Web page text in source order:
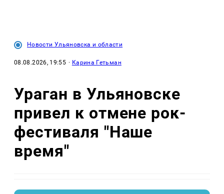
Новости Ульяновска и области
08.08.2026, 19:55 · Карина Гетьман
Ураган в Ульяновске
привел к отмене рок-
фестиваля "Наше
время"